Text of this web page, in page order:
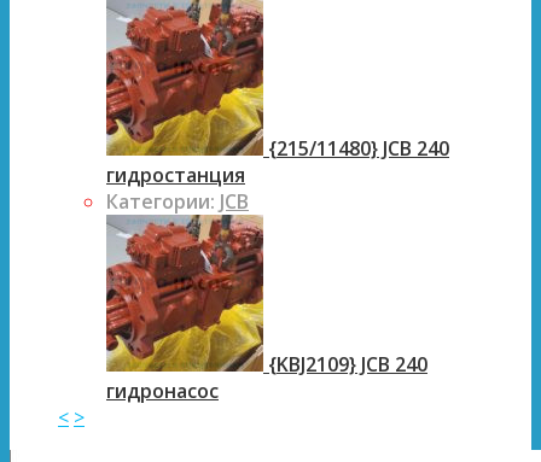
{215/11480} JCB 240
гидростанция
Категории: JCB
{KBJ2109} JCB 240
гидронасос
< >